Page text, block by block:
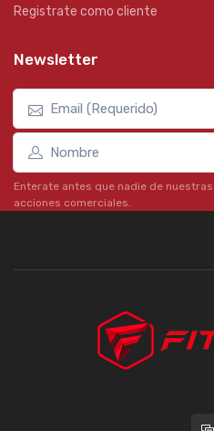
Registrate como cliente
Newsletter
Enterate antes que nadie de
acciones comerciales.